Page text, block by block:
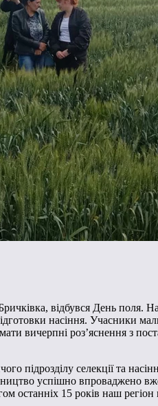
відбувся День поля.
насіння. Учасники
вичерпні роз’яснення з
підрозділу селекції та
успішно впроваджено
15 років наш регіон